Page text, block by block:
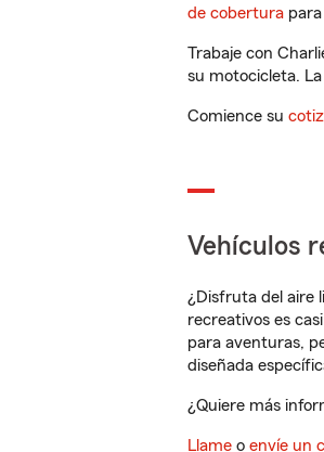
de cobertura
Trabaje con
su motocicleta.
Comience su
Vehículos
¿Disfruta del aire
recreativos es
para aventuras,
diseñada
¿Quiere más
Llame o envíe un